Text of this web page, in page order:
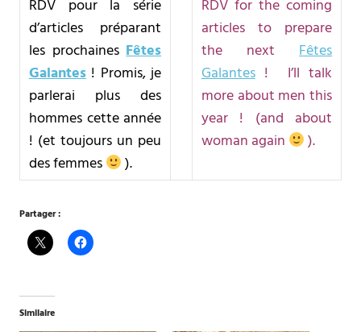
RDV pour la série
d’articles préparant
les prochainesFêtes
Galantes! Promis, je
parlerai plus des
hommes cette année
! (et toujours un peu
des femmes
).
RDV for the coming
articles to prepare
the nextFêtes
Galantes! I’ll talk
more about men this
year ! (and about
woman again
).
Partager :
Similaire